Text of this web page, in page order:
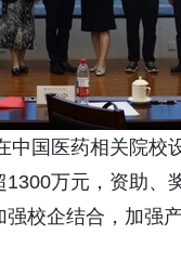
中国医药相关院
万元，资助
校企结合，加强